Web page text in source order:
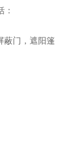
蔽门，遮阳篷